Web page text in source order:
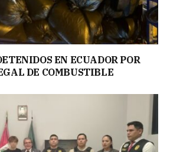
EN ECUADOR POR
DE COMBUSTIBLE